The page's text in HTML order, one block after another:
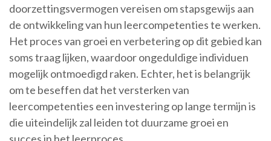
doorzettingsvermogen vereisen om stapsgewijs aan
de ontwikkeling van hun leercompetenties te werken.
Het proces van groei en verbetering op dit gebied kan
soms traag lijken, waardoor ongeduldige individuen
mogelijk ontmoedigd raken. Echter, het is belangrijk
om te beseffen dat het versterken van
leercompetenties een investering op lange termijn is
die uiteindelijk zal leiden tot duurzame groei en